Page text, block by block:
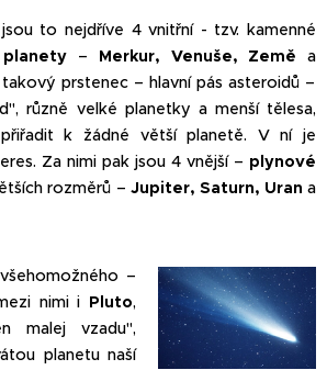
to nejdříve 4 vnitřní - tzv. kamenné
– Merkur, Venuše, Země a
takový prstenec – hlavní pás asteroidů –
různě velké planetky a menší tělesa,
k žádné větší planetě. V ní je
Za nimi pak jsou 4 vnější – plynové
rozměrů – Jupiter, Saturn, Uran a
–
nimi i Pluto,
malej vzadu",
planetu naší